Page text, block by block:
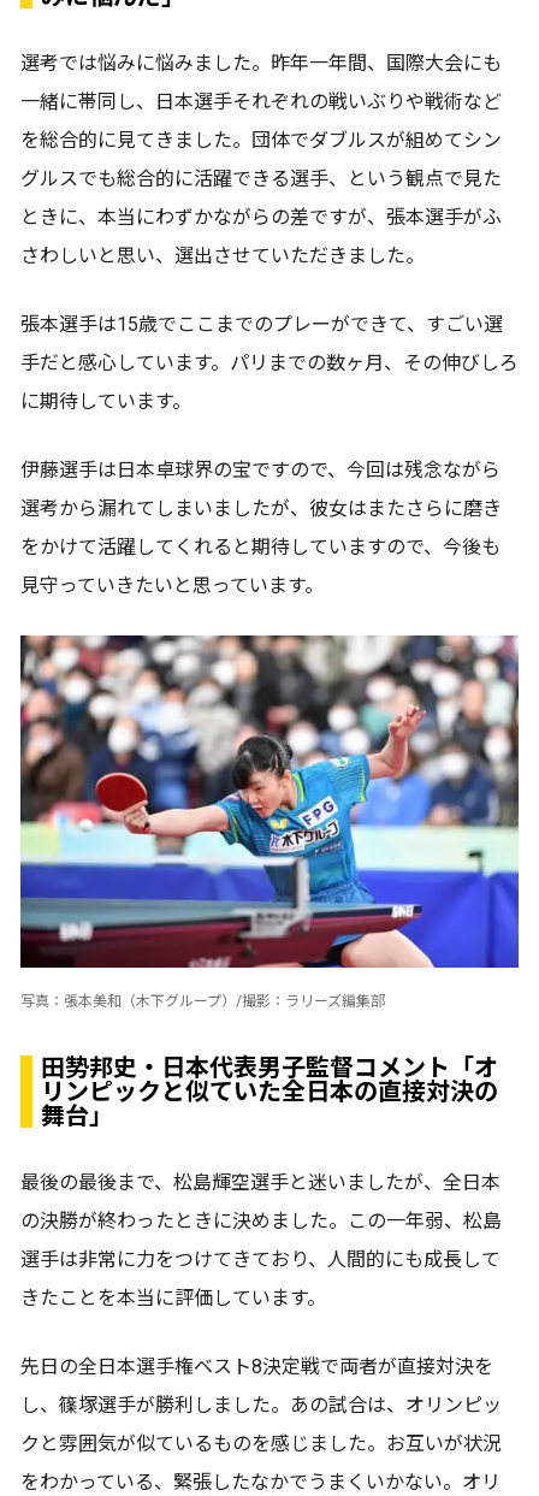
選考では悩みに悩みました。昨年一年間、国際大会にも
一緒に帯同し、日本選手それぞれの戦いぶりや戦術など
を総合的に見てきました。団体でダブルスが組めてシン
グルスでも総合的に活躍できる選手、という観点で見た
ときに、本当にわずかながらの差ですが、張本選手がふ
さわしいと思い、選出させていただきました。
張本選手は15歳でここまでのプレーができて、すごい選
手だと感心しています。パリまでの数ヶ月、その伸びしろ
に期待しています。
伊藤選手は日本卓球界の宝ですので、今回は残念ながら
選考から漏れてしまいましたが、彼女はまたさらに磨き
をかけて活躍してくれると期待していますので、今後も
見守っていきたいと思っています。
写真：張本美和（木下グループ）/撮影：ラリーズ編集部
田㔟邦史・日本代表男子監督コメント「オ
リンピックと似ていた全日本の直接対決の
舞台」
最後の最後まで、松島輝空選手と迷いましたが、全日本
の決勝が終わったときに決めました。この一年弱、松島
選手は非常に力をつけてきており、人間的にも成長して
きたことを本当に評価しています。
先日の全日本選手権ベスト8決定戦で両者が直接対決を
し、篠塚選手が勝利しました。あの試合は、オリンピッ
クと雰囲気が似ているものを感じました。お互いが状況
をわかっている、緊張したなかでうまくいかない。オリ